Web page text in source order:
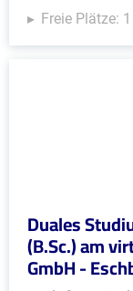
Freie Plätze: 1
Duales
(B.Sc.) am
GmbH -